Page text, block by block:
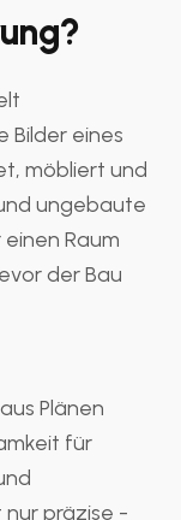
Bilder eines
möbliert und
ungebaute
Raum
der Bau
Plänen
für
nur präzise -